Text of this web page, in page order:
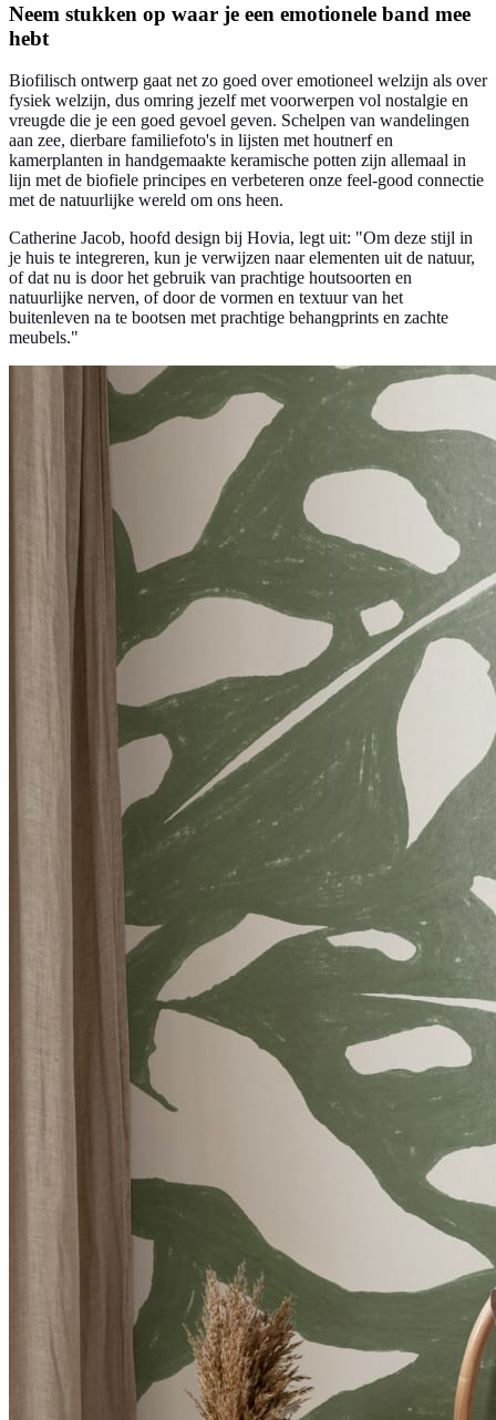
Neem stukken op waar je een emotionele band mee
hebt
Biofilisch ontwerp gaat net zo goed over emotioneel welzijn als over
fysiek welzijn, dus omring jezelf met voorwerpen vol nostalgie en
vreugde die je een goed gevoel geven. Schelpen van wandelingen
aan zee, dierbare familiefoto's in lijsten met houtnerf en
kamerplanten in handgemaakte keramische potten zijn allemaal in
lijn met de biofiele principes en verbeteren onze feel-good connectie
met de natuurlijke wereld om ons heen.
Catherine Jacob, hoofd design bij Hovia, legt uit: "Om deze stijl in
je huis te integreren, kun je verwijzen naar elementen uit de natuur,
of dat nu is door het gebruik van prachtige houtsoorten en
natuurlijke nerven, of door de vormen en textuur van het
buitenleven na te bootsen met prachtige behangprints en zachte
meubels."